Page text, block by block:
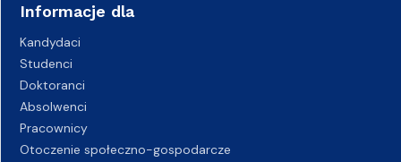
Informacje dla
Kandydaci
Studenci
Doktoranci
Absolwenci
Pracownicy
Otoczenie społeczno-gospodarcze